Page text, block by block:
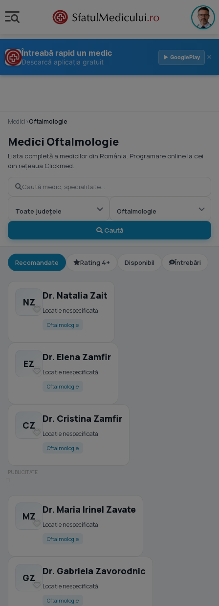
Întreabă rapid un medic
Descarcă aplicația gratuit
▶ GooglePlay ×
Medici›Oftalmologie
Medici Oftalmologie
Lista completă a medicilor din România. Programare online la cei
din rețeaua Clickmed.
Caută
Recomandate Rating 4+ Disponibil Întrebări
NZ
Dr. Natalia Zait
Locație nespecificată
Oftalmologie
EZ
Dr. Elena Zamfir
Locație nespecificată
Oftalmologie
CZ
Dr. Cristina Zamfir
Locație nespecificată
Oftalmologie
MZ
Dr. Maria Irinel Zavate
Locație nespecificată
Oftalmologie
GZ
Dr. Gabriela Zavorodnic
Locație nespecificată
Oftalmologie